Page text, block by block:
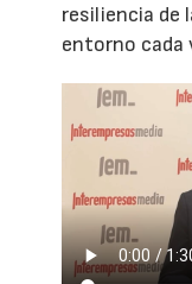
resiliencia de
entorno cada